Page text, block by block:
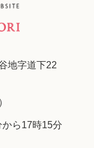
地字道下22
ら17時15分